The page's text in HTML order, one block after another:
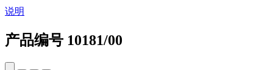
说明
产品编号 10181/00